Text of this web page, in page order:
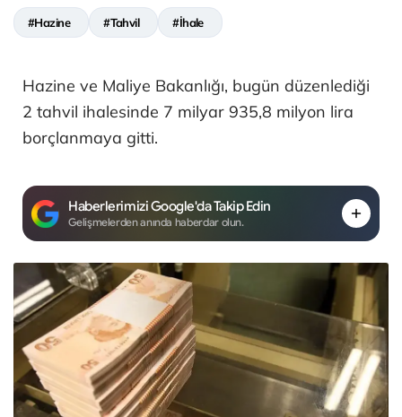
#Hazine #Tahvil #İhale
Hazine ve Maliye Bakanlığı, bugün düzenlediği
2 tahvil ihalesinde 7 milyar 935,8 milyon lira
borçlanmaya gitti.
Haberlerimizi Google'da Takip Edin
Gelişmelerden anında haberdar olun.